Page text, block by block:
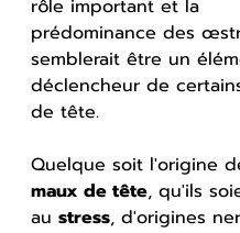
rôle important et la
prédominance des
semblerait être un
déclencheur de
de tête.
Quelque soit l'origine
maux de tête, qu'ils
au stress, d'origines